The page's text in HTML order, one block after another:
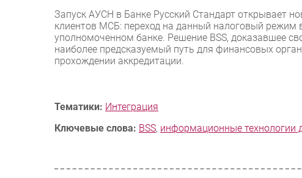
Запуск АУСН в Банке Русский Стандарт открывает
клиентов МСБ: переход на данный налоговый
уполномоченном банке. Решение BSS, доказавшее
наиболее предсказуемый путь для финансовых
прохождении аккредитации.
Тематики: Интеграция
Ключевые слова: BSS, информационные технологии